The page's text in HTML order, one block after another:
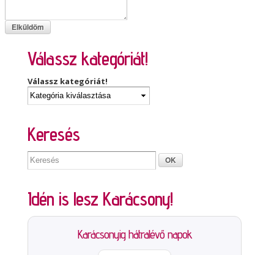
Válassz kategóriát!
Válassz kategóriát!
Keresés
Idén is lesz Karácsony!
Karácsonyig hátralévő napok